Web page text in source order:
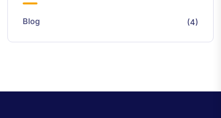
Blog (4)